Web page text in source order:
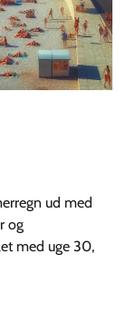
ud med
og
med uge 30,